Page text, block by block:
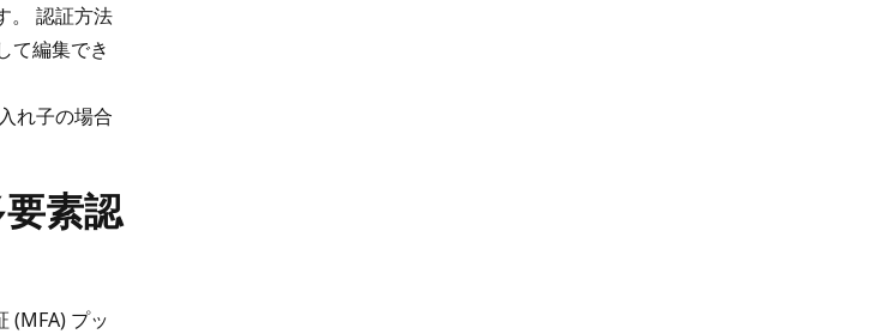
。 認証方法
て編集でき
れ子の場合
素認
(MFA) プッ